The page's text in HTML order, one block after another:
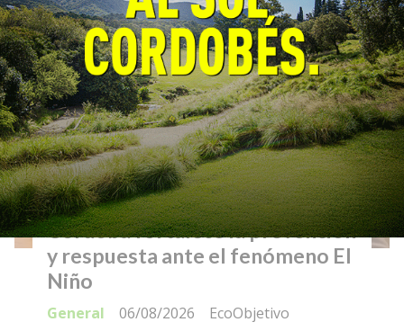
Córdoba fortalece la prevención
y respuesta ante el fenómeno El
Niño
EcoObjetivo
General
06/08/2026